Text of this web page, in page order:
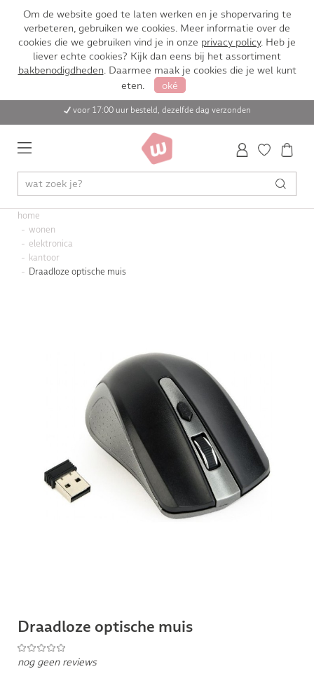
Om de website goed te laten werken en je shopervaring te
verbeteren, gebruiken we cookies. Meer informatie over de
cookies die we gebruiken vind je in onze privacy policy. Heb je
liever echte cookies? Kijk dan eens bij het assortiment
bakbenodigdheden. Daarmee maak je cookies die je wel kunt
eten.
oké
voor 17:00 uur besteld, dezelfde dag verzonden
home
wonen
elektronica
kantoor
Draadloze optische muis
Draadloze optische muis
nog geen reviews